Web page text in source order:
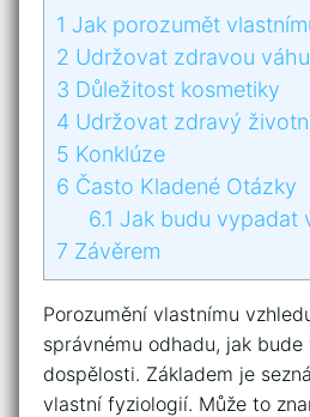
1 Jak porozumět
2 Udržovat zdravou váhu
3 Důležitost kosmetiky
4 Udržovat zdravý
5 Konklúze
6 Často Kladené Otázky
6.1 Jak budu vypadat
7 Závěrem
Porozumění vlastnímu
správnému odhadu, jak
dospělosti. Základem je
vlastní fyziologií. Může to